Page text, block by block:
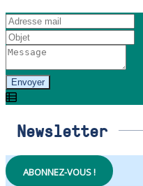
Envoyer
Newsletter
ABONNEZ-VOUS !